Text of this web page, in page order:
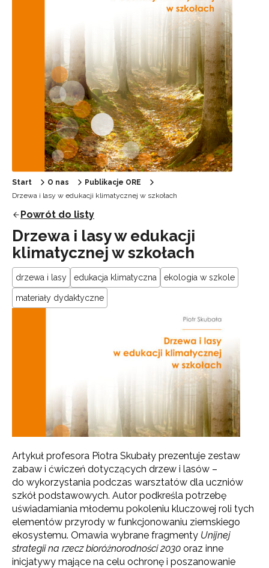
Start O nas
Publikacje ORE
Drzewa i lasy w edukacji klimatycznej w szkołach
Powrót do listy
Drzewa i lasy w edukacji
klimatycznej w szkołach
drzewa i lasy edukacja klimatyczna ekologia w szkole
materiały dydaktyczne
Artykuł profesora Piotra Skubały prezentuje zestaw
zabaw i ćwiczeń dotyczących drzew i lasów –
do wykorzystania podczas warsztatów dla uczniów
szkół podstawowych. Autor podkreśla potrzebę
uświadamiania młodemu pokoleniu kluczowej roli tych
elementów przyrody w funkcjonowaniu ziemskiego
ekosystemu. Omawia wybrane fragmenty Unijnej
strategii na rzecz bioróżnorodności 2030 oraz inne
inicjatywy mające na celu ochronę i poszanowanie